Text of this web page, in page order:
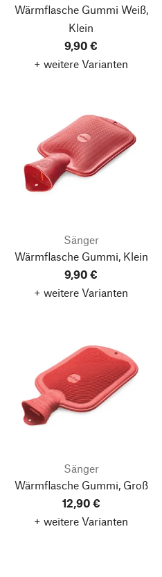
Wärmflasche Gummi Weiß,
Klein
9,90 €
+ weitere Varianten
Sänger
Wärmflasche Gummi, Klein
9,90 €
+ weitere Varianten
Sänger
Wärmflasche Gummi, Groß
12,90 €
+ weitere Varianten